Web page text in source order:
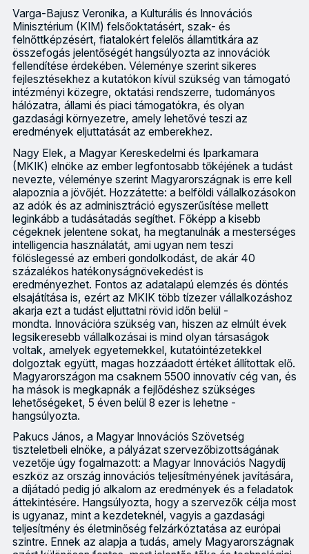
Varga-Bajusz Veronika, a Kulturális és Innovációs
Minisztérium (KIM) felsőoktatásért, szak- és
felnőttképzésért, fiatalokért felelős államtitkára az
összefogás jelentőségét hangsúlyozta az innovációk
fellendítése érdekében. Véleménye szerint sikeres
fejlesztésekhez a kutatókon kívül szükség van támogató
intézményi közegre, oktatási rendszerre, tudományos
hálózatra, állami és piaci támogatókra, és olyan
gazdasági környezetre, amely lehetővé teszi az
eredmények eljuttatását az emberekhez.
Nagy Elek, a Magyar Kereskedelmi és Iparkamara
(MKIK) elnöke az ember legfontosabb tőkéjének a tudást
nevezte, véleménye szerint Magyarországnak is erre kell
alapoznia a jövőjét. Hozzátette: a belföldi vállalkozásokon
az adók és az adminisztráció egyszerűsítése mellett
leginkább a tudásátadás segíthet. Főképp a kisebb
cégeknek jelentene sokat, ha megtanulnák a mesterséges
intelligencia használatát, ami ugyan nem teszi
fölöslegessé az emberi gondolkodást, de akár 40
százalékos hatékonyságnövekedést is
eredményezhet. Fontos az adatalapú elemzés és döntés
elsajátítása is, ezért az MKIK több tízezer vállalkozáshoz
akarja ezt a tudást eljuttatni rövid időn belül -
mondta. Innovációra szükség van, hiszen az elmúlt évek
legsikeresebb vállalkozásai is mind olyan társaságok
voltak, amelyek egyetemekkel, kutatóintézetekkel
dolgoztak együtt, magas hozzáadott értéket állítottak elő.
Magyarországon ma csaknem 5500 innovatív cég van, és
ha mások is megkapnák a fejlődéshez szükséges
lehetőségeket, 5 éven belül 8 ezer is lehetne -
hangsúlyozta.
Pakucs János, a Magyar Innovációs Szövetség
tiszteletbeli elnöke, a pályázat szervezőbizottságának
vezetője úgy fogalmazott: a Magyar Innovációs Nagydíj
eszköz az ország innovációs teljesítményének javítására,
a díjátadó pedig jó alkalom az eredmények és a feladatok
áttekintésére. Hangsúlyozta, hogy a szervezők célja most
is ugyanaz, mint a kezdeteknél, vagyis a gazdasági
teljesítmény és életminőség felzárkóztatása az európai
szintre. Ennek az alapja a tudás, amely Magyarországnak